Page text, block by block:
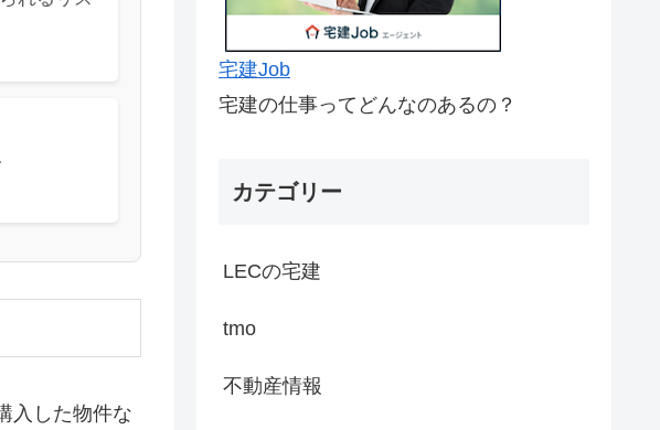
入した物件な
宅建Job
宅建の仕事ってどんなのあるの？
カテゴリー
LECの宅建
tmo
不動産情報